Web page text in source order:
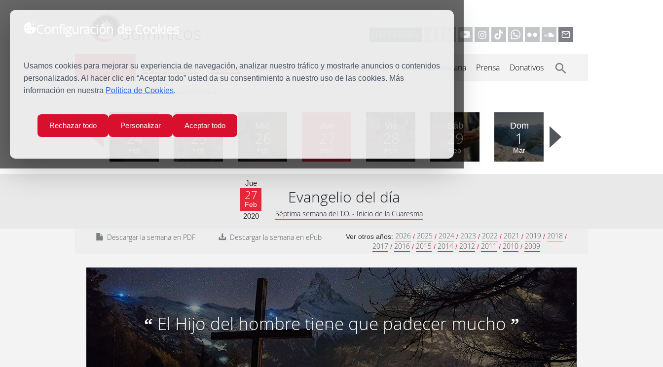
Configuración de Cookies
Usamos cookies para mejorar su experiencia de navegación, analizar nuestro tráfico y mostrarle anuncios o contenidos
personalizados. Al hacer clic en “Aceptar todo” usted da su consentimiento a nuestro uso de las cookies. Más
información en nuestra Política de Cookies.
Rechazar todo Personalizar Aceptar todo
dominicos
Predicación Espiritualidad Estudio Quiénes somos Misión Vocaciones Familia Dominicana Prensa Donativos
Inicio Predicación Jueves después de Ceniza
Lun
24
Mar
25
Sáb
29
Feb
Dom
1
Mar
Jue
27
Feb
2020
Evangelio del día
Séptima semana del T.O. - Inicio de la Cuaresma
Descargar la semana en PDF Descargar la semana en ePub Ver otros años: 2026 / 2025 / 2024 / 2023 / 2022 / 2021 / 2019 / 2018 /
2017 / 2016 / 2015 / 2014 / 2012 / 2011 / 2010 / 2009
“El Hijo del hombre tiene que padecer mucho”